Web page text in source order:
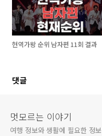
현역가왕 순위 남자편 11회 결과
댓글
멋모르는 이야기
여행 정보와 생활에 필요한 정